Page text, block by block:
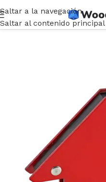
Saltar a la navegación
Saltar al contenido principal
Inicio Soldadura /